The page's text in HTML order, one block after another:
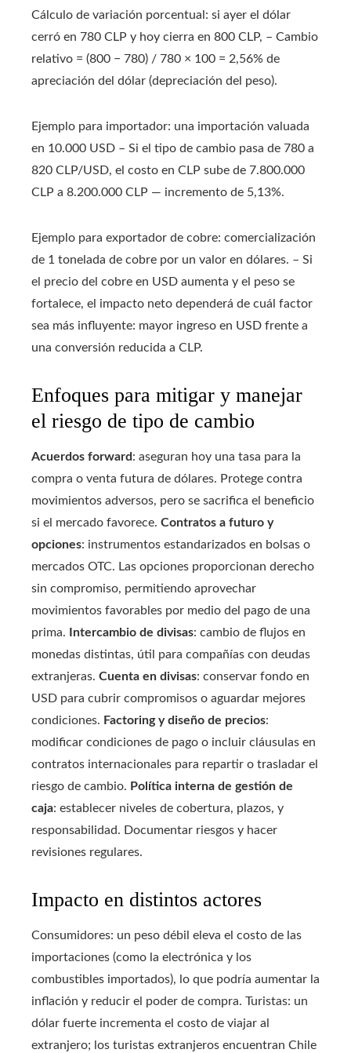
Cálculo de variación porcentual: si ayer el dólar
cerró en 780 CLP y hoy cierra en 800 CLP, – Cambio
relativo = (800 − 780) / 780 × 100 = 2,56% de
apreciación del dólar (depreciación del peso).
Ejemplo para importador: una importación valuada
en 10.000 USD – Si el tipo de cambio pasa de 780 a
820 CLP/USD, el costo en CLP sube de 7.800.000
CLP a 8.200.000 CLP — incremento de 5,13%.
Ejemplo para exportador de cobre: comercialización
de 1 tonelada de cobre por un valor en dólares. – Si
el precio del cobre en USD aumenta y el peso se
fortalece, el impacto neto dependerá de cuál factor
sea más influyente: mayor ingreso en USD frente a
una conversión reducida a CLP.
Enfoques para mitigar y manejar
el riesgo de tipo de cambio
Acuerdos forward: aseguran hoy una tasa para la
compra o venta futura de dólares. Protege contra
movimientos adversos, pero se sacrifica el beneficio
si el mercado favorece. Contratos a futuro y
opciones: instrumentos estandarizados en bolsas o
mercados OTC. Las opciones proporcionan derecho
sin compromiso, permitiendo aprovechar
movimientos favorables por medio del pago de una
prima.
Intercambio de divisas: cambio de flujos en
monedas distintas, útil para compañías con deudas
extranjeras. Cuenta en divisas: conservar fondo en
USD para cubrir compromisos o aguardar mejores
condiciones. Factoring y diseño de precios:
modificar condiciones de pago o incluir cláusulas en
contratos internacionales para repartir o trasladar el
riesgo de cambio. Política interna de gestión de
caja: establecer niveles de cobertura, plazos, y
responsabilidad. Documentar riesgos y hacer
revisiones regulares.
Impacto en distintos actores
Consumidores: un peso débil eleva el costo de las
importaciones (como la electrónica y los
combustibles importados), lo que podría aumentar la
inflación y reducir el poder de compra. Turistas: un
dólar fuerte incrementa el costo de viajar al
extranjero; los turistas extranjeros encuentran Chile